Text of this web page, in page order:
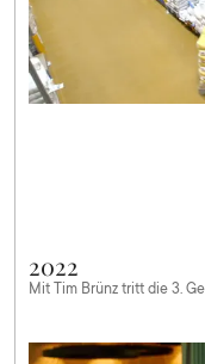
2022
Mit Tim Brünz tritt die 3.